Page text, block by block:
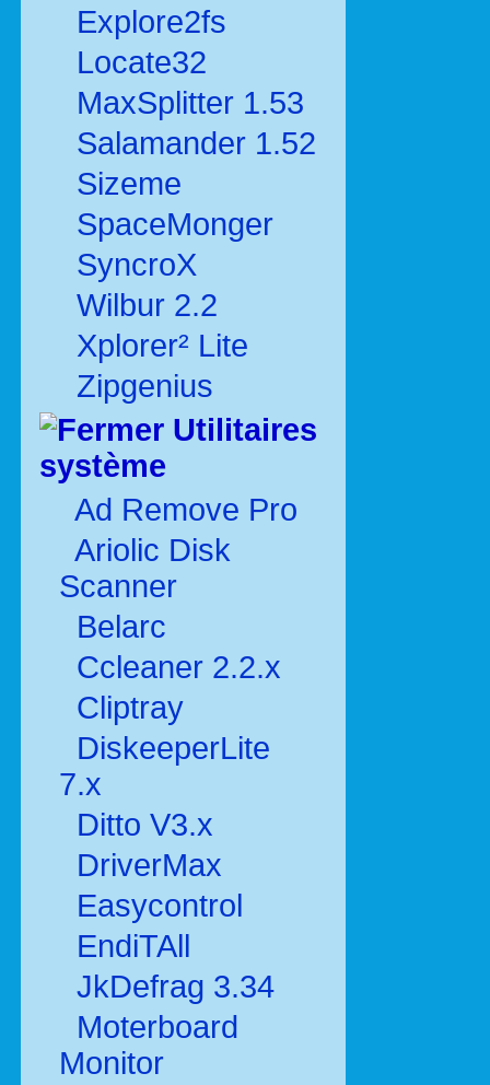
Explore2fs
Locate32
MaxSplitter 1.53
Salamander 1.52
Sizeme
SpaceMonger
SyncroX
Wilbur 2.2
Xplorer² Lite
Zipgenius
Utilitaires
système
Ad Remove Pro
Ariolic Disk
Scanner
Belarc
Ccleaner 2.2.x
Cliptray
DiskeeperLite
7.x
Ditto V3.x
DriverMax
Easycontrol
EndiTAll
JkDefrag 3.34
Moterboard
Monitor